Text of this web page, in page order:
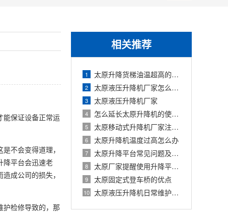
相关推荐
1 太原升降货梯油温超高的原因
2 太原液压升降机厂家怎么降低磨损
3 太原液压升降机厂家
4 怎么延长太原升降机的使用寿命
5 太原移动式升降机厂家注意事项
6 太原升降机温度过高怎么办
7 太原升降平台常见问题及解决方法
8 太原厂家提醒使用升降平台谨防触电
9 太原固定式登车桥的优点
10 太原液压升降机日常维护工作
能保证设备正常运
不会变得道理，
降平台会迅速老
成公司的损失，
护检修导致的，那